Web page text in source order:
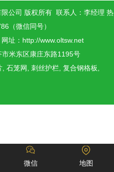
公司 版权所有 联系人：李经理 热
（微信同号）
址： http://www.oltsw.net
米东区康庄东路1195号
石笼网, 刺丝护栏, 复合钢格板,
微信 地图